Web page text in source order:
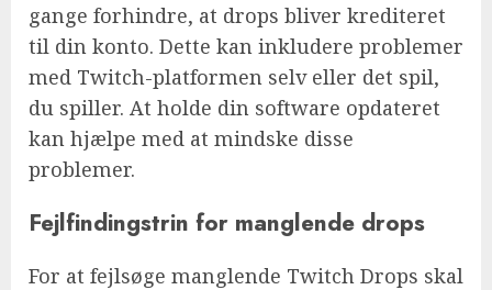
gange forhindre, at drops bliver krediteret
til din konto. Dette kan inkludere problemer
med Twitch-platformen selv eller det spil,
du spiller. At holde din software opdateret
kan hjælpe med at mindske disse
problemer.
Fejlfindingstrin for manglende drops
For at fejlsøge manglende Twitch Drops skal